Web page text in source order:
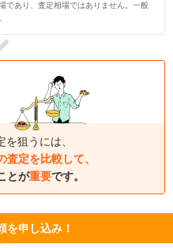
であり、査定相場ではありません。一般
狙うには、
査定を比較して、
とが重要です。
を申し込み！